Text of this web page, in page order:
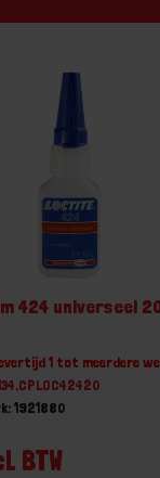
424 universeel
1 tot meerdere
1921880
BTW